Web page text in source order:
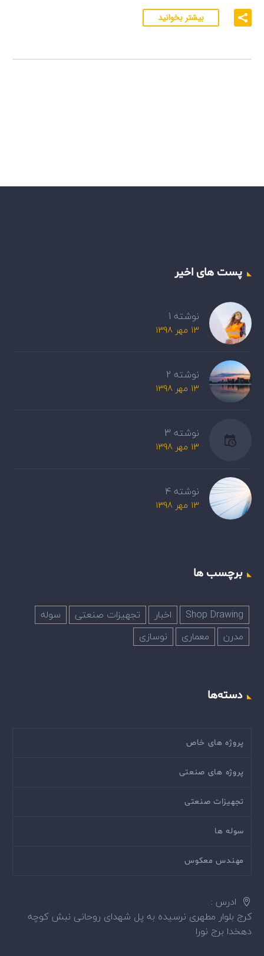
بیشتر بخوانید
پست های اخیر
نوشته 1
13 مهر 1398
نوشته 2
13 مهر 1398
نوشته 3
13 مهر 1398
نوشته 4
13 مهر 1398
برچسب ها
Shop Drawing اخبار تجهیزات صنعتی
سوله
مدرن
معماری نوسازی
دسته‌ها
پروژه های خاص
پروژه های صنعتی
تجهیزات صنعتی
سوله ها
مهندس معکوس
ادرس :
کرج بلوار مطهری نرسیده به پل شهدای روحانی نبش کوچه
دهخدا برج نورا